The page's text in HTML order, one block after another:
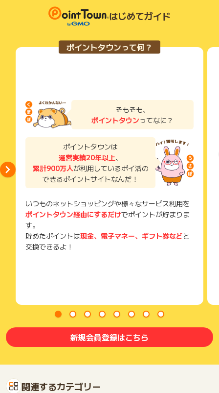
※キャンセル・不備・いたずら・商品受取拒否及び不着、返品の
場合はポイント獲得対象外です。
※ポイントに関するお問い合わせは、ポイントタウンのサポート
までお問い合わせください。ポイントについて、広告主に直接
・同一端末や同一世帯で、繰り返し利用不可のサービス・お買
い物を複数回ご利用された場合
・他のポイントサイトや比較サイト、検索サイトなどを経由し
ご利用前には、Cookieの削除をおこなっていただくことを推奨
します。
読みください。
お申し込みやお買い物後、利用したサイトから送られる購入完
獲得待ち・獲得失敗の状態でお問い合わせされる際に、該当の
メールを送っていただく場合がございます。
そのため、紛失・破棄された場合は対応いたしかねますので、
ご注意ください。
各サービス・お買い物の獲得ポイントや獲得条件、キャンペー
ン期間が予告なしに変更される場合がございますが、ご利用さ
条件を達成しているかどうかは各広告主ではなく、代理店が行
っているため、広告主はポイントに関する詳細を把握しており
広告に遷移しない場合は掲載が終了となっておりポイントが獲
得できませんので、ご注意くださいませ。
※キャンセル・不備・いたずら・商品受取拒否及び不着、返品の
場合はポイント獲得対象外です。
はじめてガイド
ポイントタウンって何？
そもそも、
ポイントタウンってなに？
ポイントタウンは
運営実績20年以上、
累計900万人が利用しているポイ活の
できるポイントサイトなんだ！
いつものネットショッピングや様々なサービス利用を
ポイントタウン経由にするだけでポイントが貯まりま
す。
貯めたポイントは現金、電子マネー、ギフト券などと
交換できるよ！
新規会員登録はこちら
関連するカテゴリー